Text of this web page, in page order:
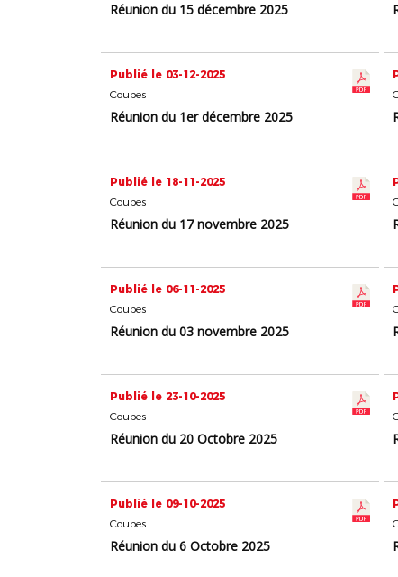
Réunion du 15 décembre 2025
Publié le 03-12-2025
Coupes
Réunion du 1er décembre 2025
Publié le 18-11-2025
Coupes
Réunion du 17 novembre 2025
Publié le 06-11-2025
Coupes
Réunion du 03 novembre 2025
Publié le 23-10-2025
Coupes
Réunion du 20 Octobre 2025
Publié le 09-10-2025
Coupes
Réunion du 6 Octobre 2025